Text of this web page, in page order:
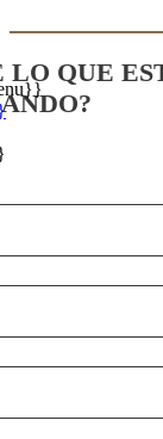
LO QUE